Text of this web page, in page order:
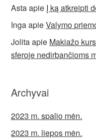
Astaapie Į ką atkreipti
IngaapieValymo
Jolitaapie Makiažo
sferoje nedirbančioms
Archyvai
2023 m. spalio mėn.
2023 m. liepos mėn.